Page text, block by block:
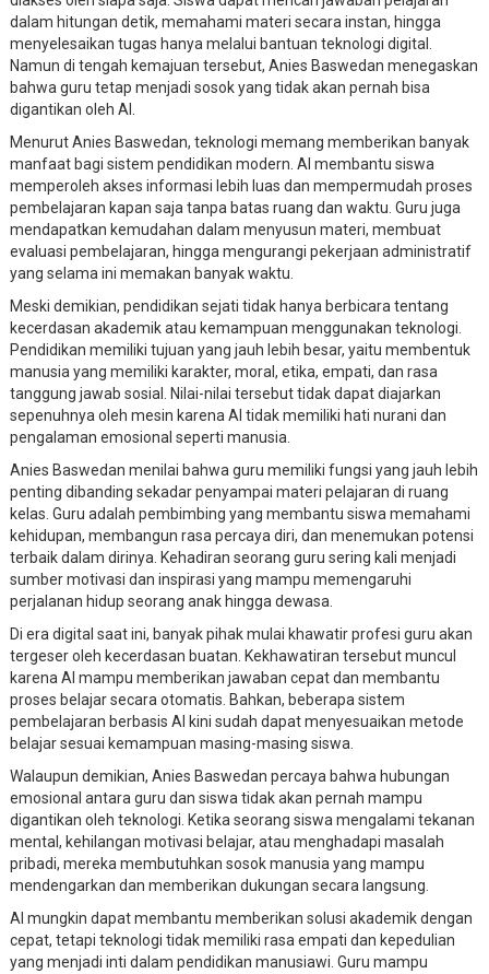
dalam hitungan detik, memahami materi secara instan, hingga
menyelesaikan tugas hanya melalui bantuan teknologi digital.
Namun di tengah kemajuan tersebut, Anies Baswedan menegaskan
bahwa guru tetap menjadi sosok yang tidak akan pernah bisa
digantikan oleh AI.
Menurut Anies Baswedan, teknologi memang memberikan banyak
manfaat bagi sistem pendidikan modern. AI membantu siswa
memperoleh akses informasi lebih luas dan mempermudah proses
pembelajaran kapan saja tanpa batas ruang dan waktu. Guru juga
mendapatkan kemudahan dalam menyusun materi, membuat
evaluasi pembelajaran, hingga mengurangi pekerjaan administratif
yang selama ini memakan banyak waktu.
Meski demikian, pendidikan sejati tidak hanya berbicara tentang
kecerdasan akademik atau kemampuan menggunakan teknologi.
Pendidikan memiliki tujuan yang jauh lebih besar, yaitu membentuk
manusia yang memiliki karakter, moral, etika, empati, dan rasa
tanggung jawab sosial. Nilai-nilai tersebut tidak dapat diajarkan
sepenuhnya oleh mesin karena AI tidak memiliki hati nurani dan
pengalaman emosional seperti manusia.
Anies Baswedan menilai bahwa guru memiliki fungsi yang jauh lebih
penting dibanding sekadar penyampai materi pelajaran di ruang
kelas. Guru adalah pembimbing yang membantu siswa memahami
kehidupan, membangun rasa percaya diri, dan menemukan potensi
terbaik dalam dirinya. Kehadiran seorang guru sering kali menjadi
sumber motivasi dan inspirasi yang mampu memengaruhi
perjalanan hidup seorang anak hingga dewasa.
Di era digital saat ini, banyak pihak mulai khawatir profesi guru akan
tergeser oleh kecerdasan buatan. Kekhawatiran tersebut muncul
karena AI mampu memberikan jawaban cepat dan membantu
proses belajar secara otomatis. Bahkan, beberapa sistem
pembelajaran berbasis AI kini sudah dapat menyesuaikan metode
belajar sesuai kemampuan masing-masing siswa.
Walaupun demikian, Anies Baswedan percaya bahwa hubungan
emosional antara guru dan siswa tidak akan pernah mampu
digantikan oleh teknologi. Ketika seorang siswa mengalami tekanan
mental, kehilangan motivasi belajar, atau menghadapi masalah
pribadi, mereka membutuhkan sosok manusia yang mampu
mendengarkan dan memberikan dukungan secara langsung.
AI mungkin dapat membantu memberikan solusi akademik dengan
cepat, tetapi teknologi tidak memiliki rasa empati dan kepedulian
yang menjadi inti dalam pendidikan manusiawi. Guru mampu